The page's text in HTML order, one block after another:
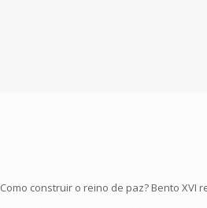
Como construir o reino de paz? Bento XVI